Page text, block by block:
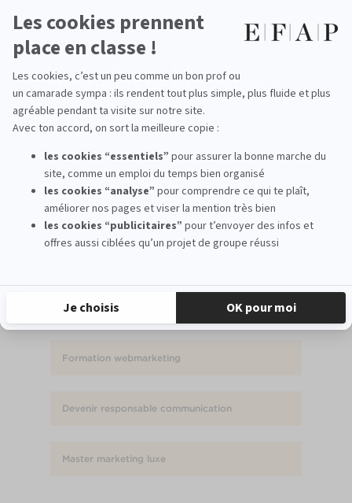
professionnelle de nos anciens étudiants ! Plus de la moitié
d’entre eux (51%) se font recruter directement durant leur
stage de fin d’étude et 95% des étudiants sont en poste dans
l’annonceur, en France ou à l’international.
Voir également
Les MBA Spécialisés
Les métiers et débouchés
Formation webmarketing
Devenir responsable communication
Master marketing luxe